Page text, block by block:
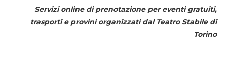
Servizi online di prenotazione per eventi gratuiti,
trasporti e provini organizzati dal Teatro Stabile di
Torino